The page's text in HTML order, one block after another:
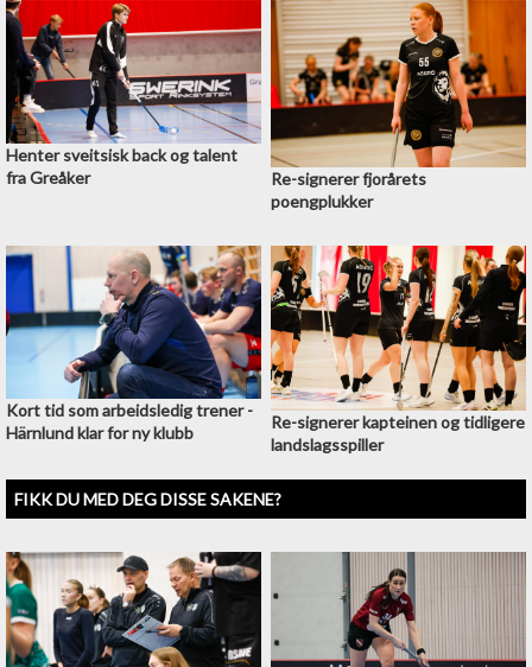
Henter sveitsisk back og talent
fra Greåker
Re-signerer fjorårets
poengplukker
Kort tid som arbeidsledig trener -
Härnlund klar for ny klubb
Re-signerer kapteinen og tidligere
landslagsspiller
FIKK DU MED DEG DISSE SAKENE?